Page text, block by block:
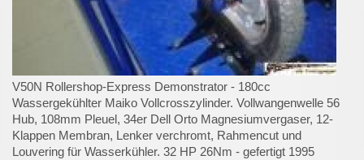
V50N Rollershop-Express Demonstrator - 180cc
Wassergekühlter Maiko Vollcrosszylinder. Vollwangenwelle 56
Hub, 108mm Pleuel, 34er Dell Orto Magnesiumvergaser, 12-
Klappen Membran, Lenker verchromt, Rahmencut und
Louvering für Wasserkühler. 32 HP 26Nm - gefertigt 1995